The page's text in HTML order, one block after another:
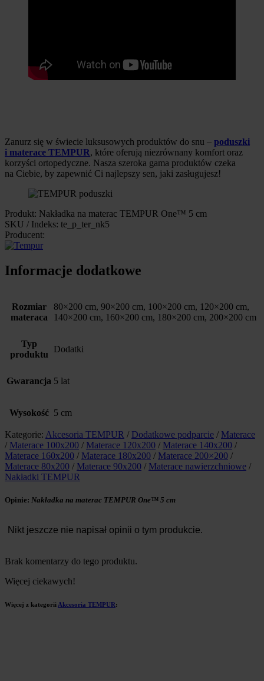
Zanurz się w świecie luksusowych produktów do snu – poduszki
i materace TEMPUR, które oferują niezrównany komfort oraz
korzyści ortopedyczne. Nasza szeroka gama produktów czeka
na Ciebie, by zapewnić Ci najlepszy sen, jaki zasługujesz!
Produkt: Nakładka na materac TEMPUR One™ 5 cm
SKU / Indeks: te_p_ter_nk5
Producent:
Informacje dodatkowe
Rozmiar
materaca
80×200 cm, 90×200 cm, 100×200 cm, 120×200 cm,
140×200 cm, 160×200 cm, 180×200 cm, 200×200 cm
Typ
produktu
Dodatki
Gwarancja 5 lat
Wysokość 5 cm
Kategorie: Akcesoria TEMPUR / Dodatkowe podparcie / Materace
/ Materace 100x200 / Materace 120x200 / Materace 140x200 /
Materace 160x200 / Materace 180x200 / Materace 200×200 /
Materace 80x200 / Materace 90x200 / Materace nawierzchniowe /
Nakładki TEMPUR
Opinie: Nakładka na materac TEMPUR One™ 5 cm
Nikt jeszcze nie napisał opinii o tym produkcie.
Brak komentarzy do tego produktu.
Więcej ciekawych!
Więcej z kategoriiAkcesoria TEMPUR: